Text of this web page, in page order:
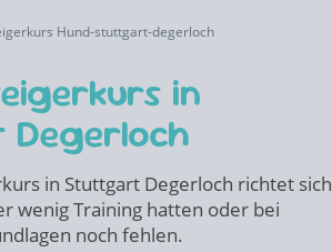
Hund-stuttgart-degerloch
in
in Stuttgart Degerloch richtet sich
wenig Training hatten oder bei
noch fehlen.